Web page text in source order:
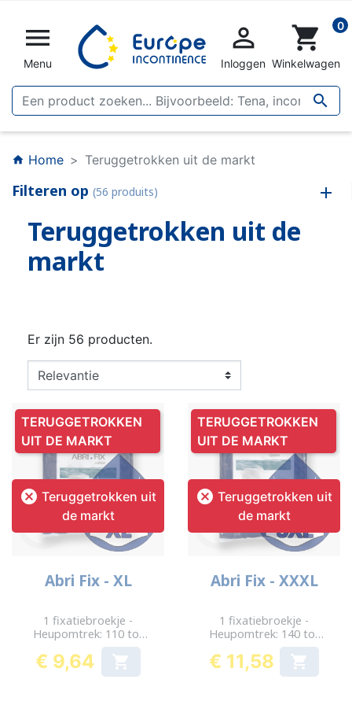

Menu


Inloggen
shopping_cart 0
Winkelwagen
home Home Teruggetrokken uit de markt
Filteren op (56 produits)
Teruggetrokken uit de
markt
Er zijn 56 producten.
 Teruggetrokken uit
de markt
Abri Fix - XL
1 fixatiebroekje -
Heupomtrek: 110 tot
140 cm
Prijs
€ 9,64 
TERUGGETROKKEN
UIT DE MARKT
 Teruggetrokken uit
de markt
Abri Fix - XXXL
1 fixatiebroekje -
Heupomtrek: 140 tot
170 cm
Prijs
€ 11,58 
TERUGGETROKKEN
UIT DE MARKT